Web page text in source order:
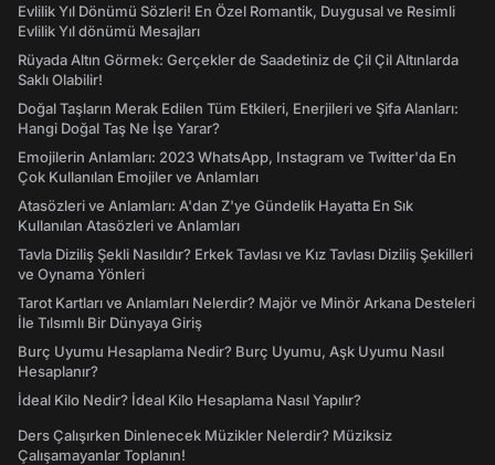
Evlilik Yıl Dönümü Sözleri! En Özel Romantik, Duygusal ve Resimli
Evlilik Yıl dönümü Mesajları
Rüyada Altın Görmek: Gerçekler de Saadetiniz de Çil Çil Altınlarda
Saklı Olabilir!
Doğal Taşların Merak Edilen Tüm Etkileri, Enerjileri ve Şifa Alanları:
Hangi Doğal Taş Ne İşe Yarar?
Emojilerin Anlamları: 2023 WhatsApp, Instagram ve Twitter'da En
Çok Kullanılan Emojiler ve Anlamları
Atasözleri ve Anlamları: A'dan Z'ye Gündelik Hayatta En Sık
Kullanılan Atasözleri ve Anlamları
Tavla Diziliş Şekli Nasıldır? Erkek Tavlası ve Kız Tavlası Diziliş Şekilleri
ve Oynama Yönleri
Tarot Kartları ve Anlamları Nelerdir? Majör ve Minör Arkana Desteleri
İle Tılsımlı Bir Dünyaya Giriş
Burç Uyumu Hesaplama Nedir? Burç Uyumu, Aşk Uyumu Nasıl
Hesaplanır?
İdeal Kilo Nedir? İdeal Kilo Hesaplama Nasıl Yapılır?
Ders Çalışırken Dinlenecek Müzikler Nelerdir? Müziksiz
Çalışamayanlar Toplanın!